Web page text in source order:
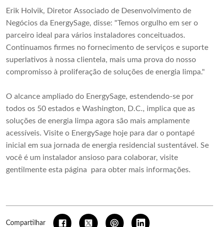
Erik Holvik, Diretor Associado de Desenvolvimento de
Negócios da EnergySage, disse: "Temos orgulho em ser o
parceiro ideal para vários instaladores conceituados.
Continuamos firmes no fornecimento de serviços e suporte
superlativos à nossa clientela, mais uma prova do nosso
compromisso à proliferação de soluções de energia limpa."
O alcance ampliado do EnergySage, estendendo-se por
todos os 50 estados e Washington, D.C., implica que as
soluções de energia limpa agora são mais amplamente
acessíveis. Visite o EnergySage hoje para dar o pontapé
inicial em sua jornada de energia residencial sustentável. Se
você é um instalador ansioso para colaborar, visite
gentilmente esta página para obter mais informações.
Compartilhar